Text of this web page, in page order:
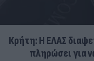
Κρήτη: Η ΕΛΑΣ
πληρώσει για